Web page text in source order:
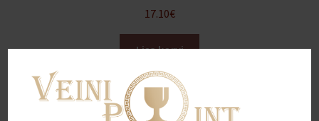
17.10€
Lisa korvi